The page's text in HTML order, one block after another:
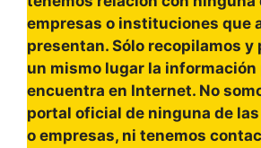
empresas o instituciones que
presentan. Sólo recopilamos y
un mismo lugar la
encuentra en Internet. No
portal oficial de ninguna de
o empresas, ni tenemos